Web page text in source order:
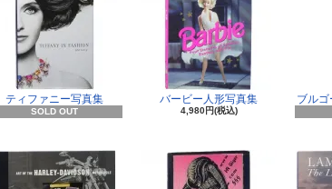
ティファニー写真集
SOLD OUT
バービー人形写真集
4,980円(税込)
ブル